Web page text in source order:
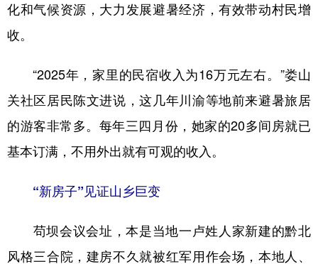
化和气候资源，大力发展避暑经济，有效带动村民增
收。
“2025年，家里的民宿收入为16万元左右。”娄山
关社区居民陈文进说，这几年川渝等地前来避暑旅居
的游客非常多。每年三四月份，她家的20多间房就已
基本订满，不用外出就有可观的收入。
“新房子”见证山乡巨变
苟坝会议会址，本是当地一卢姓人家新建的黔北
风格三合院，建房不久就被红军用作会场，本地人、